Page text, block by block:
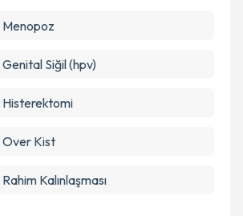
Menopoz
Siğil (hpv)
Histerektomi
Over Kist
Kalınlaşması